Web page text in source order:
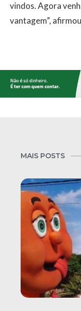
vindos. Agora
vantagem”,
MAIS POSTS